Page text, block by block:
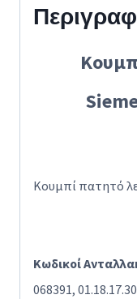
Κουμπί πατητό
Κωδικοί
068391,